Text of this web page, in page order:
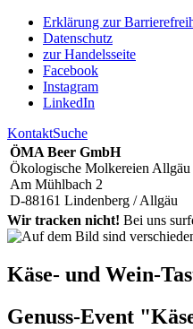
Erklärung zur
Datenschutz
zur Handelsseite
Facebook
Instagram
LinkedIn
KontaktSuche
ÖMA Beer GmbH
Ökologische Molkereien Allgäu
Am Mühlbach 2
D-88161 Lindenberg / Allgäu
Wir tracken nicht! Bei uns
Käse- und Wein-
Genuss-Event